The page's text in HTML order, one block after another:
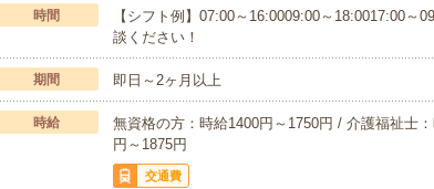
時間
【シフト例】07:00～16:0009:00～18:0017:00
談ください！
期間 即日～2ヶ月以上
時給
無資格の方：時給1400円～1750円 / 介護福祉士
円～1875円
交通費